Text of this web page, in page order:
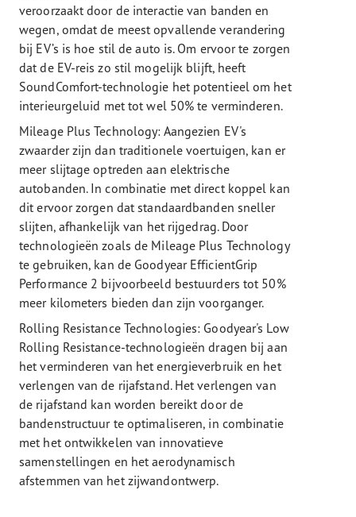
veroorzaakt door de interactie van banden en
wegen, omdat de meest opvallende verandering
bij EV’s is hoe stil de auto is. Om ervoor te zorgen
dat de EV-reis zo stil mogelijk blijft, heeft
SoundComfort-technologie het potentieel om het
interieurgeluid met tot wel 50% te verminderen.
Mileage Plus Technology: Aangezien EV's
zwaarder zijn dan traditionele voertuigen, kan er
meer slijtage optreden aan elektrische
autobanden. In combinatie met direct koppel kan
dit ervoor zorgen dat standaardbanden sneller
slijten, afhankelijk van het rijgedrag. Door
technologieën zoals de Mileage Plus Technology
te gebruiken, kan de Goodyear EfficientGrip
Performance 2 bijvoorbeeld bestuurders tot 50%
meer kilometers bieden dan zijn voorganger.
Rolling Resistance Technologies: Goodyear's Low
Rolling Resistance-technologieën dragen bij aan
het verminderen van het energieverbruik en het
verlengen van de rijafstand. Het verlengen van
de rijafstand kan worden bereikt door de
bandenstructuur te optimaliseren, in combinatie
met het ontwikkelen van innovatieve
samenstellingen en het aerodynamisch
afstemmen van het zijwandontwerp.